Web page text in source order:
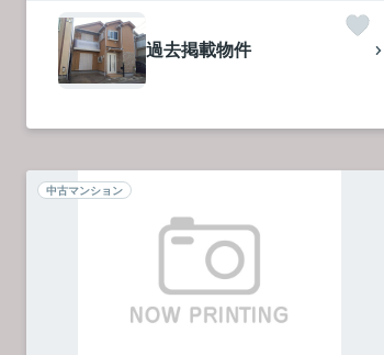
過去掲載物件
中古マンション